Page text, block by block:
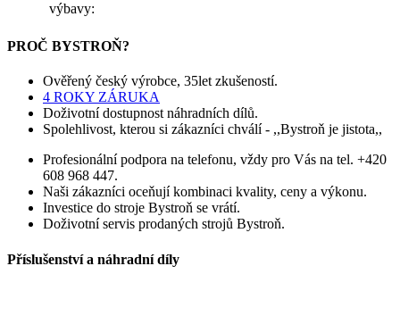
výbavy:
PROČ BYSTROŇ?
Ověřený český výrobce, 35let zkušeností.
4 ROKY ZÁRUKA
Doživotní dostupnost náhradních dílů.
Spolehlivost, kterou si zákazníci chválí - ,,Bystroň je jistota,,
Profesionální podpora na telefonu, vždy pro Vás na tel. +420
608 968 447.
Naši zákazníci oceňují kombinaci kvality, ceny a výkonu.
Investice do stroje Bystroň se vrátí.
Doživotní servis prodaných strojů Bystroň.
Příslušenství a náhradní díly